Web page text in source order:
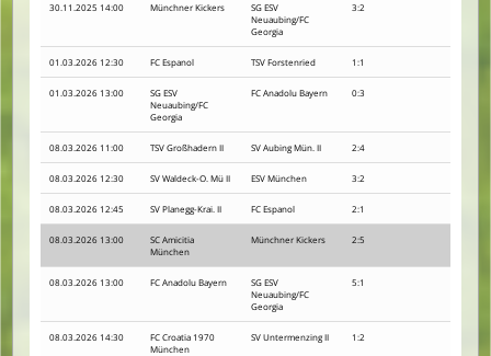
30.11.2025 14:00 Münchner Kickers
SG ESV
Neuaubing/FC
Georgia
3:2
01.03.2026 12:30 FC Espanol TSV Forstenried 1:1
01.03.2026 13:00
SG ESV
Neuaubing/FC
Georgia
FC Anadolu Bayern 0:3
08.03.2026 11:00 TSV Großhadern II SV Aubing Mün. II 2:4
08.03.2026 12:30 SV Waldeck-O. Mü II ESV München 3:2
08.03.2026 12:45 SV Planegg-Krai. II FC Espanol 2:1
08.03.2026 13:00
SC Amicitia
München
Münchner Kickers 2:5
08.03.2026 13:00 FC Anadolu Bayern
SG ESV
Neuaubing/FC
Georgia
5:1
08.03.2026 14:30
FC Croatia 1970
München
SV Untermenzing II 1:2